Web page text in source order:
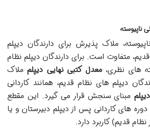
ناپیوسته
ملاک پذیرش برای دارندگان دیپلم
متفاوت است. برای دارندگان دیپلم نظام
معدل کتبی نهایی دیپلمملاک
دیپلم های نظام قدیم، همانند کاردانی
مبنای سنجش قرار می گیرد. این مقطع
های کاردانی پس از دیپلم دبیرستان و یا
قدیم) کاربرد دارد.